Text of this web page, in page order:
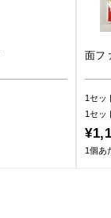
面フ
1セッ
1セッ
1個あ